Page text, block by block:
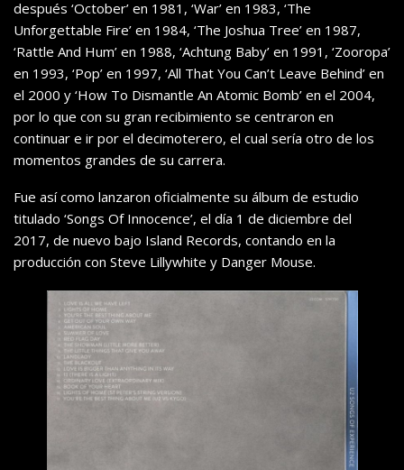
después ‘October’ en 1981, ‘War’ en 1983, ‘The
Unforgettable Fire’ en 1984, ‘The Joshua Tree’ en 1987,
‘Rattle And Hum’ en 1988, ‘Achtung Baby’ en 1991, ‘Zooropa’
en 1993, ‘Pop’ en 1997, ‘All That You Can’t Leave Behind’ en
el 2000 y ‘How To Dismantle An Atomic Bomb’ en el 2004,
por lo que con su gran recibimiento se centraron en
continuar e ir por el decimoterero, el cual sería otro de los
momentos grandes de su carrera.
Fue así como lanzaron oficialmente su álbum de estudio
titulado ‘Songs Of Innocence’, el día 1 de diciembre del
2017, de nuevo bajo Island Records, contando en la
producción con Steve Lillywhite y Danger Mouse.